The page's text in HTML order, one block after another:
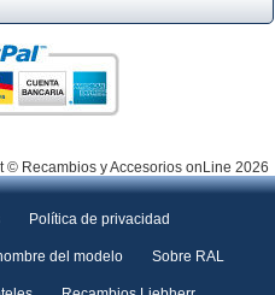
© Recambios y Accesorios onLine 2026
Política de privacidad
del modelo Sobre RAL